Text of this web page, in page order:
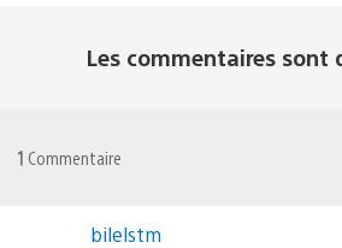
Les commentaires sont
1 Commentaire
bilelstm